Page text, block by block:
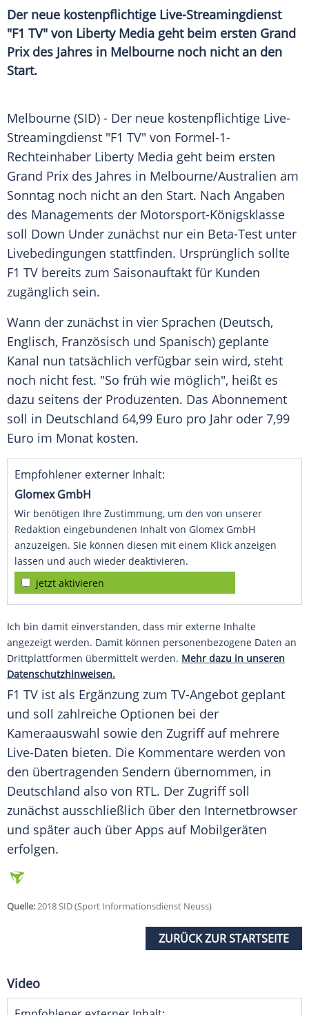
Der neue kostenpflichtige Live-Streamingdienst
"F1 TV" von Liberty Media geht beim ersten Grand
Prix des Jahres in Melbourne noch nicht an den
Start.
Melbourne (SID) - Der neue kostenpflichtige Live-
Streamingdienst "F1 TV" von Formel-1-
Rechteinhaber Liberty Media geht beim ersten
Grand Prix des Jahres in Melbourne/Australien am
Sonntag noch nicht an den Start. Nach Angaben
des Managements der Motorsport-Königsklasse
soll Down Under zunächst nur ein Beta-Test unter
Livebedingungen stattfinden. Ursprünglich sollte
F1 TV bereits zum Saisonauftakt für Kunden
zugänglich sein.
Wann der zunächst in vier Sprachen (Deutsch,
Englisch, Französisch und Spanisch) geplante
Kanal nun tatsächlich verfügbar sein wird, steht
noch nicht fest. "So früh wie möglich", heißt es
dazu seitens der Produzenten. Das Abonnement
soll in Deutschland 64,99 Euro pro Jahr oder 7,99
Euro im Monat kosten.
Empfohlener externer Inhalt:
Glomex GmbH
Wir benötigen Ihre Zustimmung, um den von unserer
Redaktion eingebundenen Inhalt von Glomex GmbH
anzuzeigen. Sie können diesen mit einem Klick anzeigen
lassen und auch wieder deaktivieren.
jetzt aktivieren
Ich bin damit einverstanden, dass mir externe Inhalte
angezeigt werden. Damit können personenbezogene Daten an
Drittplattformen übermittelt werden. Mehr dazu in unseren
Datenschutzhinweisen.
F1 TV ist als Ergänzung zum TV-Angebot geplant
und soll zahlreiche Optionen bei der
Kameraauswahl sowie den Zugriff auf mehrere
Live-Daten bieten. Die Kommentare werden von
den übertragenden Sendern übernommen, in
Deutschland also von RTL. Der Zugriff soll
zunächst ausschließlich über den Internetbrowser
und später auch über Apps auf Mobilgeräten
erfolgen.
Quelle:2018 SID (Sport Informationsdienst Neuss)
ZURÜCK ZUR STARTSEITE
Video